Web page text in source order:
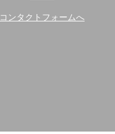
コンタクトフォームへ